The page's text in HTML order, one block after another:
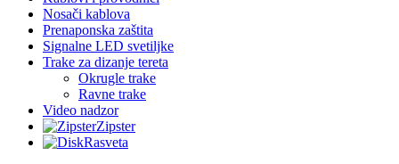
Nosači kablova
Prenaponska zaštita
Signalne LED svetiljke
Trake za dizanje tereta
Okrugle trake
Ravne trake
Video nadzor
Zipster
Rasveta